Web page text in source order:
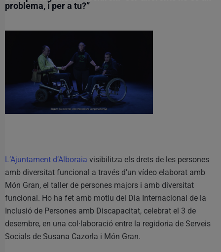
problema, i per a tu?”
L’Ajuntament d’Alboraia visibilitza els drets de les persones
amb diversitat funcional a través d’un vídeo elaborat amb
Món Gran, el taller de persones majors i amb diversitat
funcional. Ho ha fet amb motiu del Dia Internacional de la
Inclusió de Persones amb Discapacitat, celebrat el 3 de
desembre, en una col·laboració entre la regidoria de Serveis
Socials de Susana Cazorla i Món Gran.